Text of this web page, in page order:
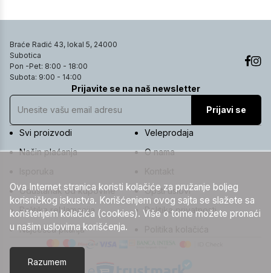
Braće Radić 43, lokal 5, 24000
Subotica
Pon -Pet: 8:00 - 18:00
Subota: 9:00 - 14:00
Prijavite se na naš newsletter
Prijavi se
Svi proizvodi
Veleprodaja
Način plaćanja
O nama
Odustanak od kupovine
Opšti uslovi
Politika reklamacija
Politika privatnosti
Najčešća pitanja
Ova Internet stranica koristi kolačiće za pružanje boljeg
korisničkog iskustva. Korišćenjem ovog sajta se slažete sa
korištenjem kolačića (cookies). Više o tome možete pronaći
u našim uslovima korišćenja.
Razumem